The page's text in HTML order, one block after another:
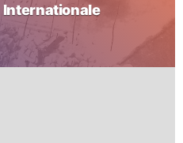
Internationale